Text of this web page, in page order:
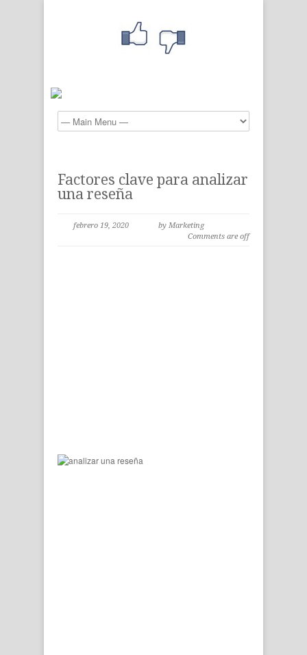
Factores clave para analizar
una reseña
febrero 19, 2020
by Marketing
Comments are off